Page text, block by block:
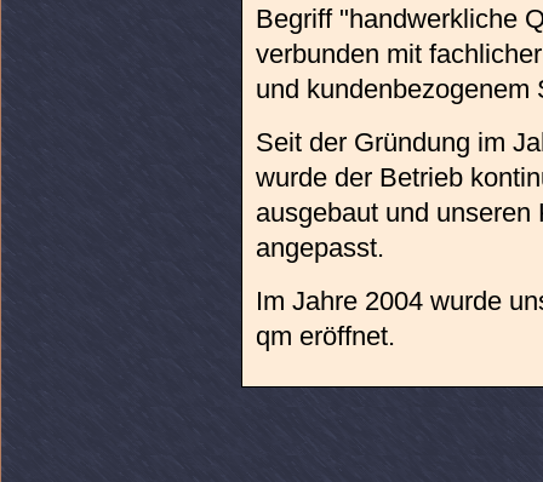
Begriff "handwerkliche
verbunden mit
und kundenbezogenem
Seit der Gründung im
wurde der Betrieb
ausgebaut und unseren
angepasst.
Im Jahre 2004 wurde
qm eröffnet.